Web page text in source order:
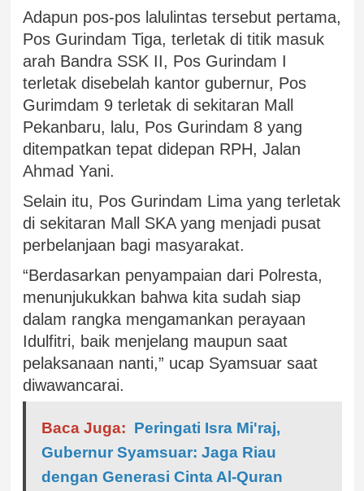
Adapun pos-pos lalulintas tersebut pertama,
Pos Gurindam Tiga, terletak di titik masuk
arah Bandra SSK II, Pos Gurindam I
terletak disebelah kantor gubernur, Pos
Gurimdam 9 terletak di sekitaran Mall
Pekanbaru, lalu, Pos Gurindam 8 yang
ditempatkan tepat didepan RPH, Jalan
Ahmad Yani.
Selain itu, Pos Gurindam Lima yang terletak
di sekitaran Mall SKA yang menjadi pusat
perbelanjaan bagi masyarakat.
“Berdasarkan penyampaian dari Polresta,
menunjukukkan bahwa kita sudah siap
dalam rangka mengamankan perayaan
Idulfitri, baik menjelang maupun saat
pelaksanaan nanti,” ucap Syamsuar saat
diwawancarai.
Baca Juga: Peringati Isra Mi'raj,
Gubernur Syamsuar: Jaga Riau
dengan Generasi Cinta Al-Quran